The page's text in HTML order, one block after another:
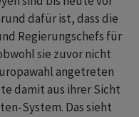
dafür ist, dass die
Regierungschefs für
sie zuvor nicht
angetreten
damit aus ihrer Sicht
System. Das sieht